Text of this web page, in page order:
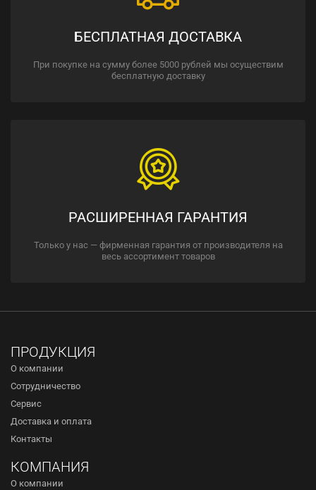
БЕСПЛАТНАЯ ДОСТАВКА
При покупке на сумму более 5000 рублей мы осуществим
бесплатную доставку
РАСШИРЕННАЯ ГАРАНТИЯ
Только у нас — фирменная гарантия от производителя на
весь ассортимент товаров
ПРОДУКЦИЯ
О компании
Сотрудничество
Сервис
Доставка и оплата
Контакты
КОМПАНИЯ
О компании